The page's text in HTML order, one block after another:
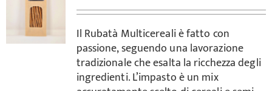
Il Rubatà Multicereali è fatto con
passione, seguendo una lavorazione
tradizionale che esalta la ricchezza degli
ingredienti. L’impasto è un mix